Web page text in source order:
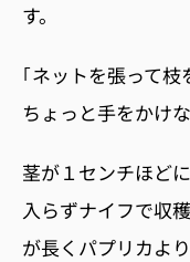
す。
｢ネットを張って枝
ちょっと手をかけ
茎が１センチほど
入らずナイフで収
が長くパプリカよ